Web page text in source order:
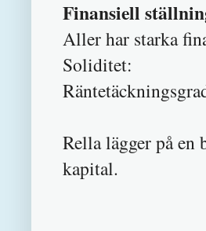
Finansiell
Aller har starka
Rella lägger på en
kapital.